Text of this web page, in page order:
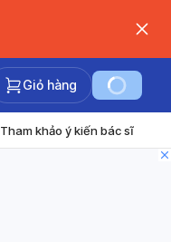
Giỏ hàng
Tham khảo ý kiến bác sĩ